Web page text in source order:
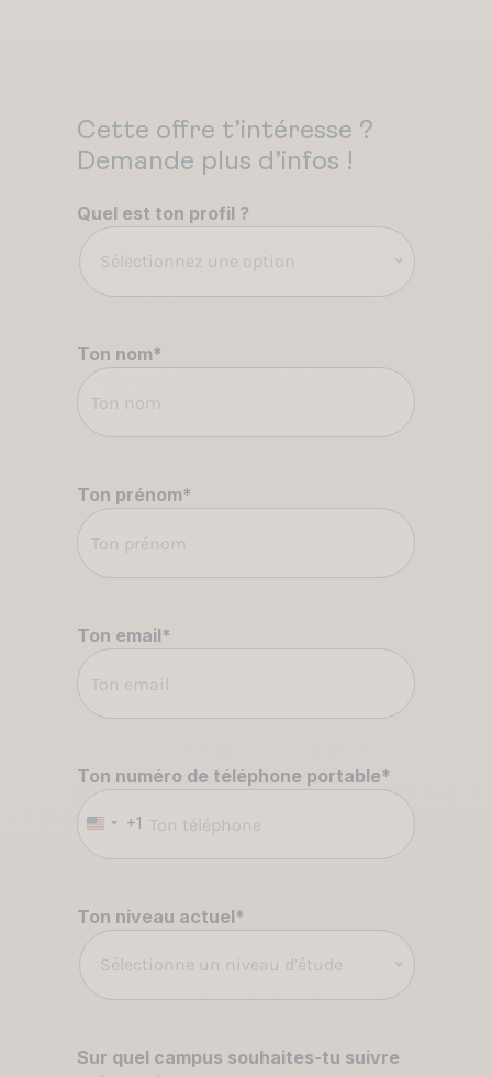
Cette offre t’intéresse ?
Demande plus d’infos !
Quel est ton profil ?
Sélectionnez une option
Ton nom*
Ton prénom*
Ton email*
Ton numéro de téléphone portable*
États-
Unis
+1
Ton niveau actuel*
Sélectionne un niveau d’étude
Sur quel campus souhaites-tu suivre